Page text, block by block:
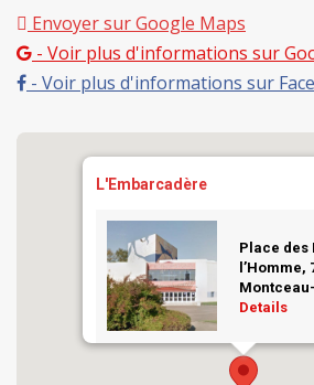
Envoyer sur Google Maps
- Voir plus d'informations sur
- Voir plus d'informations sur
L'Embarcadère
Place des
l’Homme,
Details